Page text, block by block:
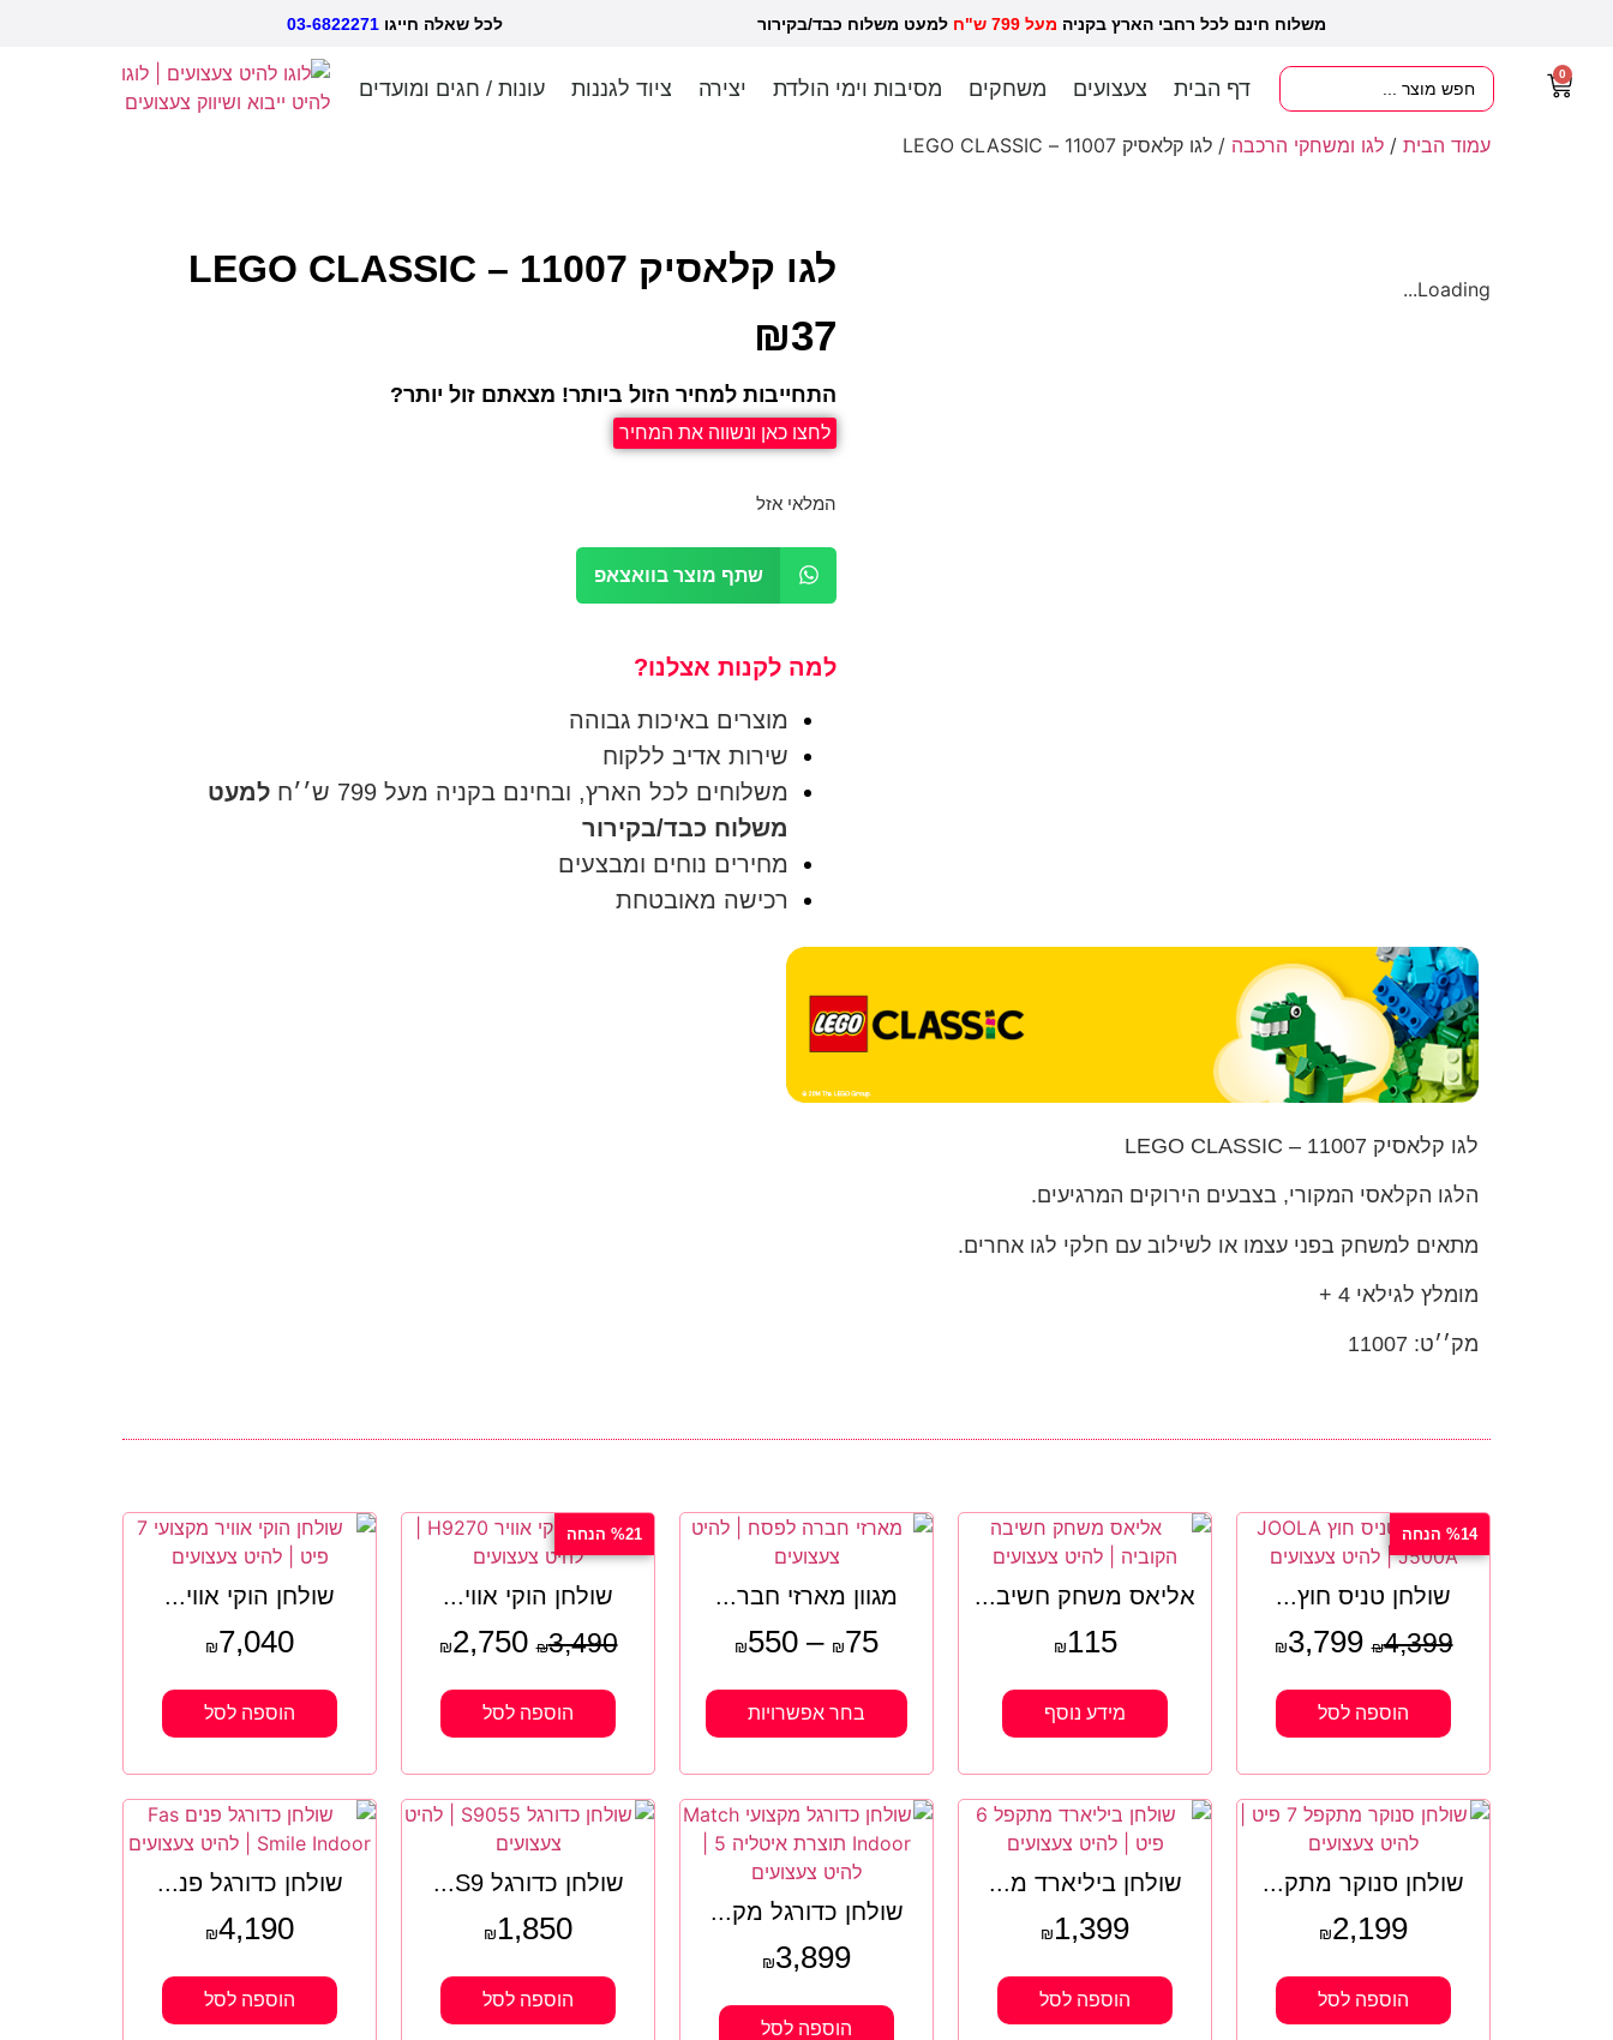
משלוח חינם לכל רחבי הארץ בקניה מעל 799 ש"ח למעט משלוח כבד/בקירור לכל שאלה חייגו 03-6822271
0
דף הבית צעצועים משחקים מסיבות וימי הולדת יצירה ציוד לגננות עונות / חגים ומועדים
עמוד הבית / לגו ומשחקי הרכבה / לגו קלאסיק 11007 – LEGO CLASSIC
Loading... לגו קלאסיק 11007 – LEGO CLASSIC
₪37
התחייבות למחיר הזול ביותר! מצאתם זול יותר?
לחצו כאן ונשווה את המחיר
המלאי אזל
שתף מוצר בוואצאפ
למה לקנות אצלנו?
מוצרים באיכות גבוהה
שירות אדיב ללקוח
משלוחים לכל הארץ, ובחינם בקניה מעל 799 ש׳׳ח
למעט
משלוח כבד/בקירור
מחירים נוחים ומבצעים
רכישה מאובטחת
לגו קלאסיק 11007 – LEGO CLASSIC
הלגו הקלאסי המקורי, בצבעים הירוקים המרגיעים.
מתאים למשחק בפני עצמו או לשילוב עם חלקי לגו אחרים.
מומלץ לגילאי 4 +
מק׳׳ט: 11007
%14 הנחה
שולחן טניס חוץ...
₪4,399
₪3,799
הוספה לסל
אליאס משחק חשיב...
₪ 115
מידע נוסף
מגוון מארזי חבר...
₪75
–
₪550
בחר אפשרויות
%21 הנחה
שולחן הוקי אווי...
₪3,490
₪2,750
הוספה לסל
שולחן הוקי אווי...
₪7,040
הוספה לסל
שולחן סנוקר מתק...
₪2,199
הוספה לסל
שולחן ביליארד מ...
₪ 1,399
הוספה לסל
שולחן כדורגל מק...
₪3,899
הוספה לסל
שולחן כדורגל S9...
₪ 1,850
הוספה לסל
שולחן כדורגל פנ...
₪4,190
הוספה לסל